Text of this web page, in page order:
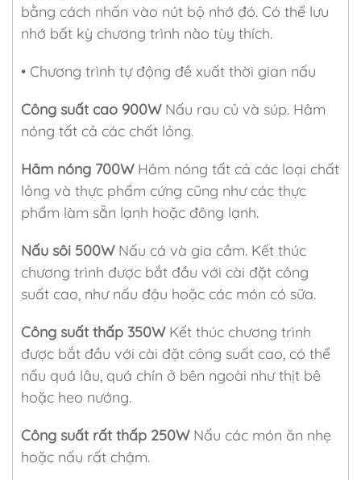
bằng cách nhấn vào nút bộ nhớ đó. Có thể lưu
nhớ bất kỳ chương trình nào tùy thích.
• Chương trình tự động đề xuất thời gian nấu
Công suất cao 900WNấu rau củ và súp. Hâm
nóng tất cả các chất lỏng.
Hâm nóng 700WHâm nóng tất cả các loại chất
lỏng và thực phẩm cứng cũng như các thực
phẩm làm sẵn lạnh hoặc đông lạnh.
Nấu sôi 500WNấu cá và gia cầm. Kết thúc
chương trình được bắt đầu với cài đặt công
suất cao, như nấu đậu hoặc các món có sữa.
Công suất thấp 350WKết thúc chương trình
được bắt đầu với cài đặt công suất cao, có thể
nấu quá lâu, quá chín ở bên ngoài như thịt bê
hoặc heo nướng.
Công suất rất thấp 250WNấu các món ăn nhẹ
hoặc nấu rất chậm.